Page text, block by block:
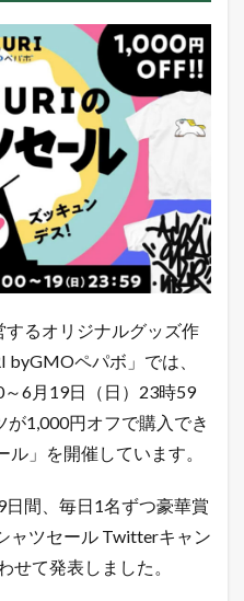
るオリジナルグッズ作
byGMOペパボ」では、
6月19日（日）23時59
1,000円オフで購入でき
」を開催しています。
間、毎日1名ずつ豪華賞
ャツセール Twitterキャン
せて発表しました。